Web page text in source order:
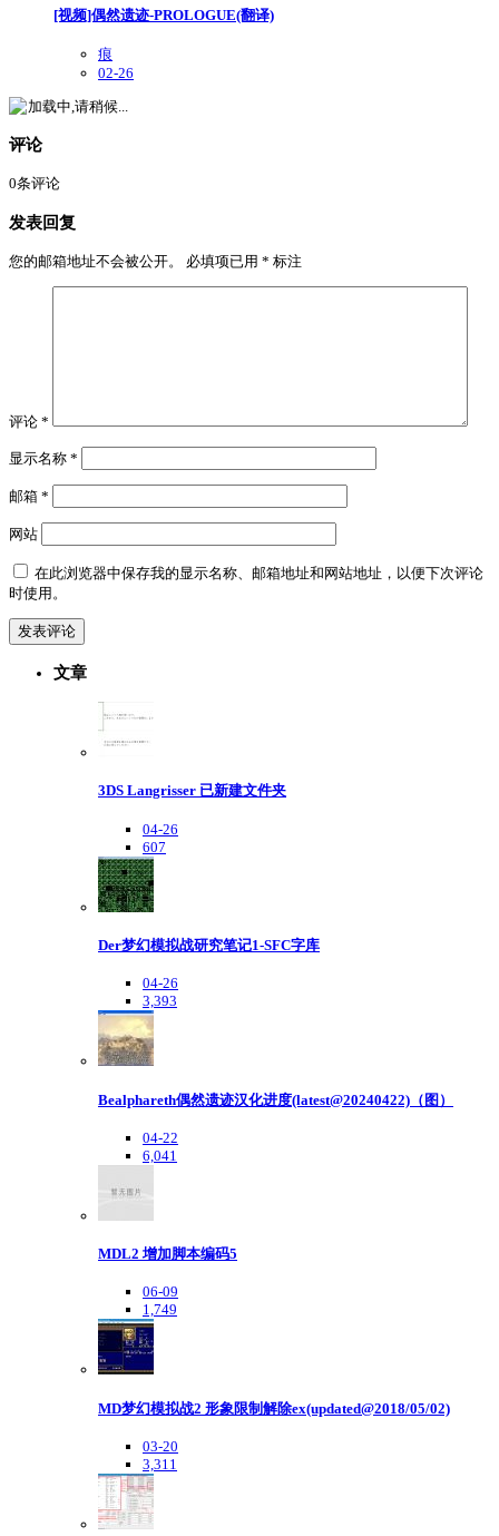
[视频]偶然遗迹-PROLOGUE(翻译)
痕
02-26
加载中,请稍候...
评论
0条评论
发表回复
您的邮箱地址不会被公开。 必填项已用 * 标注
评论 *
显示名称 *
邮箱 *
网站
在此浏览器中保存我的显示名称、邮箱地址和网站地址，以便下次评论
时使用。
文章
3DS Langrisser 已新建文件夹
04-26
607
Der梦幻模拟战研究笔记1-SFC字库
04-26
3,393
Bealphareth偶然遗迹汉化进度(latest@20240422)（图）
04-22
6,041
MDL2 增加脚本编码5
06-09
1,749
MD梦幻模拟战2 形象限制解除ex(updated@2018/05/02)
03-20
3,311